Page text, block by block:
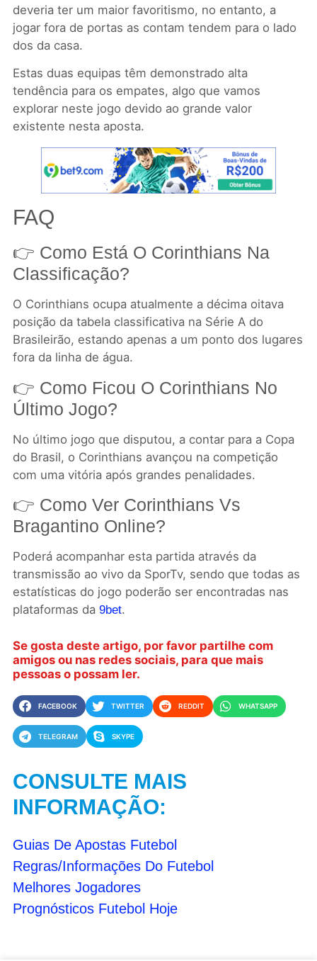
deveria ter um maior favoritismo, no entanto, a
jogar fora de portas as contam tendem para o lado
dos da casa.
Estas duas equipas têm demonstrado alta
tendência para os empates, algo que vamos
explorar neste jogo devido ao grande valor
existente nesta aposta.
FAQ
👉 Como Está O Corinthians Na
Classificação?
O Corinthians ocupa atualmente a décima oitava
posição da tabela classificativa na Série A do
Brasileirão, estando apenas a um ponto dos lugares
fora da linha de água.
👉 Como Ficou O Corinthians No
Último Jogo?
No último jogo que disputou, a contar para a Copa
do Brasil, o Corinthians avançou na competição
com uma vitória após grandes penalidades.
👉 Como Ver Corinthians Vs
Bragantino Online?
Poderá acompanhar esta partida através da
transmissão ao vivo da SporTv, sendo que todas as
estatísticas do jogo poderão ser encontradas nas
plataformas da 9bet.
Se gosta deste artigo, por favor partilhe com
amigos ou nas redes sociais, para que mais
pessoas o possam ler.
FACEBOOK TWITTER REDDIT WHATSAPP
TELEGRAM SKYPE
CONSULTE MAIS
INFORMAÇÃO:
Guias De Apostas Futebol
Regras/Informações Do Futebol
Melhores Jogadores
Prognósticos Futebol Hoje